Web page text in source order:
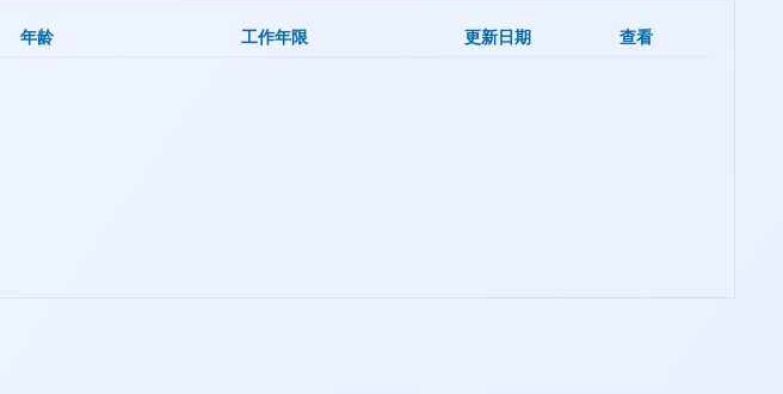
年龄 工作年限 更新日期 查看